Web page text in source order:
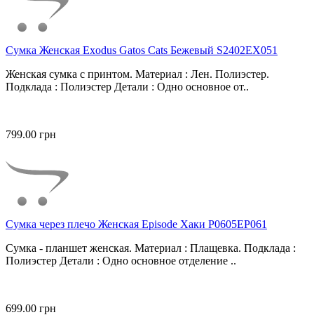
Сумка Женская Exodus Gatos Cats Бежевый S2402EX051
Женская сумка с принтом. Материал : Лен. Полиэстер.
Подклада : Полиэстер Детали : Одно основное от..
799.00 грн
Сумка через плечо Женская Episode Хаки P0605EP061
Сумка - планшет женская. Материал : Плащевка. Подклада :
Полиэстер Детали : Одно основное отделение ..
699.00 грн